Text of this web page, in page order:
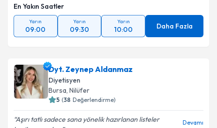
En Yakın Saatler
Yarın
09:00
Yarın
09:30
Yarın
10:00 Daha Fazla
Dyt. Zeynep Aldanmaz
Diyetisyen
Bursa, Nilüfer
5 (38 Değerlendirme)
Aşırı tatlı sadece sana yönelik hazırlanan listeler
Devamı